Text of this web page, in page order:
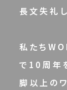
長文失礼し
私たち
で10周年
脚以上の